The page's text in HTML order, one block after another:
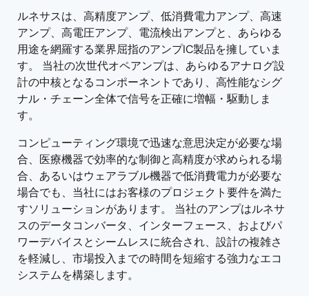
ルネサスは、高精度アンプ、低消費電力アンプ、高速
アンプ、高電圧アンプ、電流検出アンプと、あらゆる
用途を網羅する業界屈指のアンプIC製品を擁していま
す。 当社の次世代オペアンプは、あらゆるアナログ設
計の中核となるコンポーネントであり、高性能なシグ
ナル・チェーン全体で信号を正確に増幅・駆動しま
す。
コンピューティング環境で迅速な意思決定が必要な場
合、医療機器で効率的な制御と高精度が求められる場
合、あるいはウェアラブル機器で低消費電力が必要な
場合でも、当社にはお客様のプロジェクト要件を満た
すソリューションがあります。 当社のアンプはルネサ
スのデータコンバータ、インターフェース、およびパ
ワーデバイスとシームレスに統合され、設計の複雑さ
を軽減し、市場投入までの時間を短縮する強力なエコ
システムを構築します。